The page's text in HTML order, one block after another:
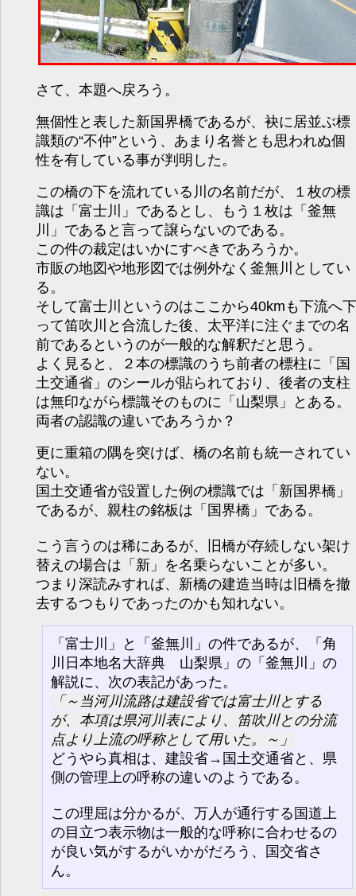
さて、本題へ戻ろう。
無個性と表した新国界橋であるが、袂に居並ぶ標
識類の“不仲”という、あまり名誉とも思われぬ個
性を有している事が判明した。
この橋の下を流れている川の名前だが、１枚の標
識は「富士川」であるとし、もう１枚は「釜無
川」であると言って譲らないのである。
この件の裁定はいかにすべきであろうか。
市販の地図や地形図では例外なく釜無川としてい
る。
そして富士川というのはここから40kmも下流へ下
って笛吹川と合流した後、太平洋に注ぐまでの名
前であるというのが一般的な解釈だと思う。
よく見ると、２本の標識のうち前者の標柱に「国
土交通省」のシールが貼られており、後者の支柱
は無印ながら標識そのものに「山梨県」とある。
両者の認識の違いであろうか？
更に重箱の隅を突けば、橋の名前も統一されてい
ない。
国土交通省が設置した例の標識では「新国界橋」
であるが、親柱の銘板は「国界橋」である。
こう言うのは稀にあるが、旧橋が存続しない架け
替えの場合は「新」を名乗らないことが多い。
つまり深読みすれば、新橋の建造当時は旧橋を撤
去するつもりであったのかも知れない。
「富士川」と「釜無川」の件であるが、「角
川日本地名大辞典 山梨県」の「釜無川」の
解説に、次の表記があった。
～当河川流路は建設省では富士川とする
が、本項は県河川表により、笛吹川との分流
点より上流の呼称として用いた。～
どうやら真相は、建設省→国土交通省と、県
側の管理上の呼称の違いのようである。
この理屈は分かるが、万人が通行する国道上
の目立つ表示物は一般的な呼称に合わせるの
が良い気がするがいかがだろう、国交省さ
ん。